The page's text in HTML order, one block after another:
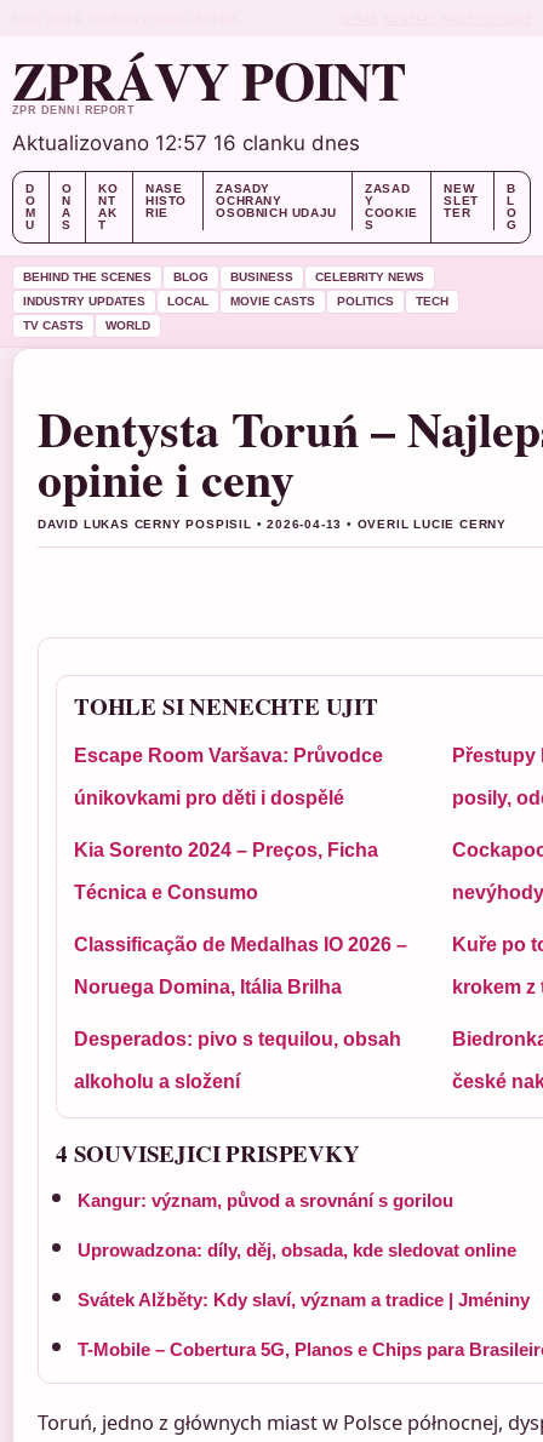
ZPRÁVY POINT
ZPR DENNI REPORT
Aktualizovano 12:57 16 clanku dnes
D
O
M
U
O
N
A
S
KO
NT
AK
T
NASE
HISTO
RIE
ZASADY
OCHRANY
OSOBNICH UDAJU
ZASAD
Y
COOKIE
S
NEW
SLET
TER
B
L
O
G
BEHIND THE SCENES BLOG BUSINESS
CELEBRITY NEWS
INDUSTRY UPDATES
LOCAL MOVIE CASTS POLITICS
TECH
TV CASTS
WORLD
Dentysta Toruń –
opinie i ceny
DAVID LUKAS CERNY POSPISIL • 2026-04-13 • OVERIL LUCIE CERNY
TOHLE SI NENECHTE UJIT
Escape Room Varšava: Průvodce
únikovkami pro děti i dospělé
Přestupy
posily,
Kia Sorento 2024 – Preços, Ficha
Técnica e Consumo
Classificação de Medalhas IO 2026 –
Noruega Domina, Itália Brilha
Kuře po
krokem
Desperados: pivo s tequilou, obsah
alkoholu a složení české
4 SOUVISEJICI PRISPEVKY
Kangur: význam, původ a srovnání s gorilou
Uprowadzona: díly, děj, obsada, kde sledovat online
Svátek Alžběty: Kdy slaví, význam a tradice | Jméniny
T-Mobile – Cobertura 5G, Planos e Chips para
Toruń, jedno z głównych miast w Polsce północnej,